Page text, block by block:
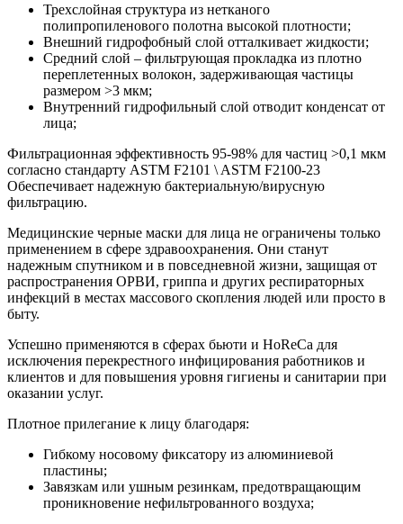
Трехслойная структура из нетканого
полипропиленового полотна высокой плотности;
Внешний гидрофобный слой отталкивает жидкости;
Средний слой – фильтрующая прокладка из плотно
переплетенных волокон, задерживающая частицы
размером >3 мкм;
Внутренний гидрофильный слой отводит конденсат от
лица;
Фильтрационная эффективность 95-98% для частиц >0,1 мкм
согласно стандарту ASTM F2101 \ ASTM F2100-23
Обеспечивает надежную бактериальную/вирусную
фильтрацию.
Медицинские черные маски для лица не ограничены только
применением в сфере здравоохранения. Они станут
надежным спутником и в повседневной жизни, защищая от
распространения ОРВИ, гриппа и других респираторных
инфекций в местах массового скопления людей или просто в
быту.
Успешно применяются в сферах бьюти и HoReCa для
исключения перекрестного инфицирования работников и
клиентов и для повышения уровня гигиены и санитарии при
оказании услуг.
Плотное прилегание к лицу благодаря:
Гибкому носовому фиксатору из алюминиевой
пластины;
Завязкам или ушным резинкам, предотвращающим
проникновение нефильтрованного воздуха;